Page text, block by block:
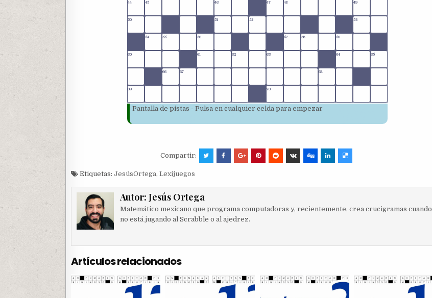
44 45 46 47 48 49
50 51 52 53
54 55 56 57 58 59
60 61 62 63 64 65
66 67 68
69 70
Pantalla de pistas - Pulsa en cualquier celda para empezar
Compartir:
Etiquetas: JesúsOrtega, Lexijuegos
Autor: Jesús Ortega
Matemático mexicano que programa computadoras y, recientemente, crea crucigramas cuando
no está jugando al Scrabble o al ajedrez.
Artículos relacionados